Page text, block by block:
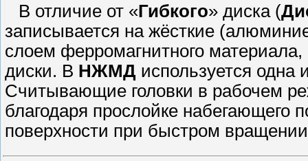
В отличие от «Гибкого» диска (
записывается на жёсткие
слоем ферромагнитного
диски. В НЖМД используется одна
Считывающие головки в рабочем
благодаря прослойке набегающего
поверхности при быстром